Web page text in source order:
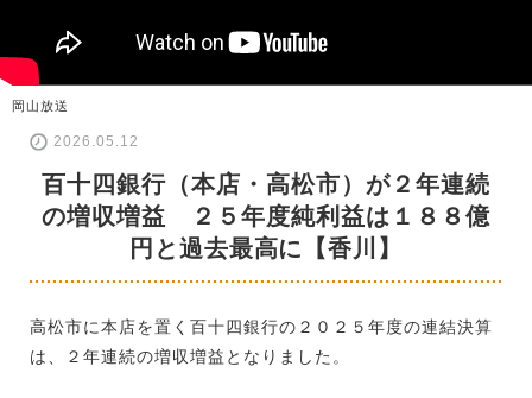
岡山放送
2026.05.12
百十四銀行（本店・高松市）が２年連続
の増収増益 ２５年度純利益は１８８億
円と過去最高に【香川】
高松市に本店を置く百十四銀行の２０２５年度の連結決算
は、２年連続の増収増益となりました。